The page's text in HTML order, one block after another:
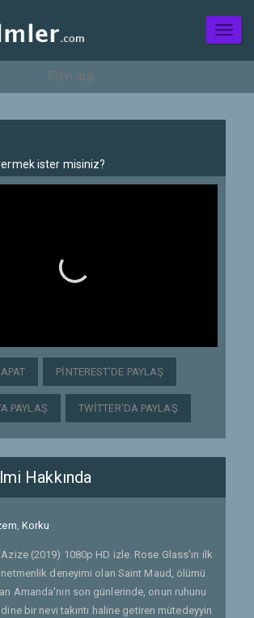
ister misiniz?
PINTEREST'DE PAYLAŞ
PAYLAŞ TWITTER'DA PAYLAŞ
Hakkında
, Korku
Azize (2019) 1080p HD izle. Rose Glass'ın ilk
deneyimi olan Saint Maud, ölümü
Amanda'nın son günlerinde, onun ruhunu
bir nevi takıntı haline getiren mütedeyyin